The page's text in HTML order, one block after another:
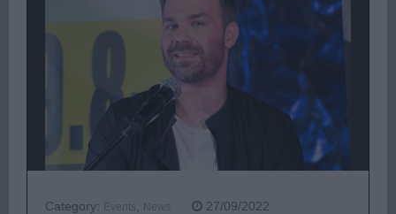
Category: Events News 27/09/2022